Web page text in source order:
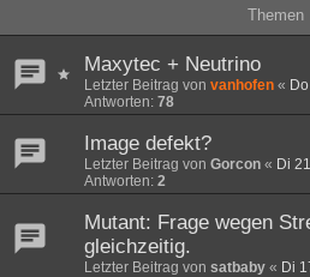
Themen
Maxytec + Neutrino
Letzter Beitrag von vanhofen «
Antworten: 78
Image defekt?
Letzter Beitrag von Gorcon « Di
Antworten: 2
Mutant: Frage wegen
gleichzeitig.
Letzter Beitrag von satbaby « Di